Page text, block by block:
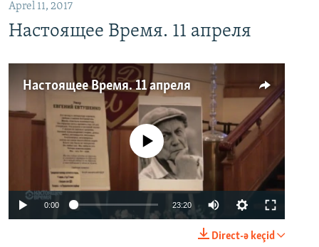
Aprel 11, 2017
Настоящее Время. 11 апреля
Настоящее Время. 11 апреля
No media source currently available
0:00 23:20
Direct-ə keçid